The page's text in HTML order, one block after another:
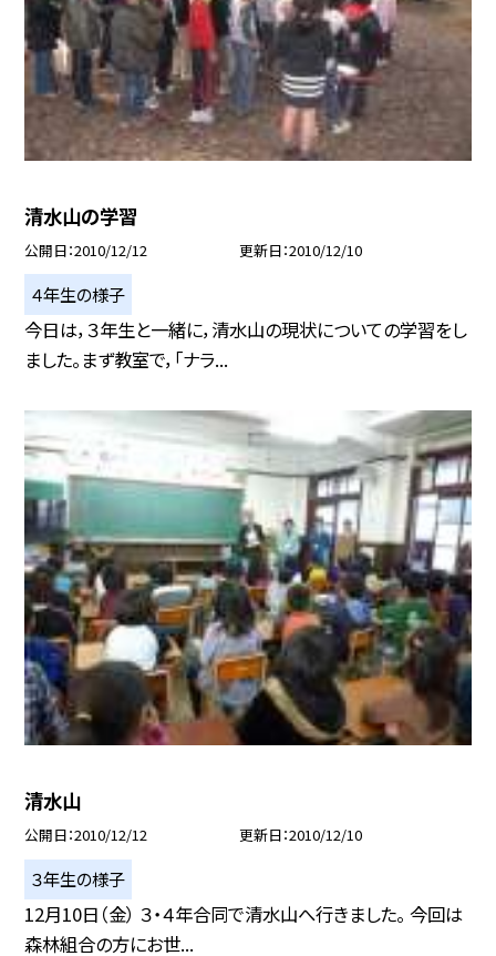
清水山の学習
公開日 2010/12/12 更新日 2010/12/10
４年生の様子
今日は，３年生と一緒に，清水山の現状についての学習をし
ました。まず教室で，「ナラ...
清水山
公開日 2010/12/12 更新日 2010/12/10
３年生の様子
12月10日（金） ３・４年合同で清水山へ行きました。 今回は
森林組合の方にお世...